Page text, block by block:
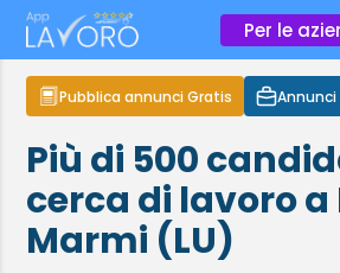
Per le
Pubblica annunci Gratis Annunci
Più di 500
cerca di lavoroa
Marmi (LU)